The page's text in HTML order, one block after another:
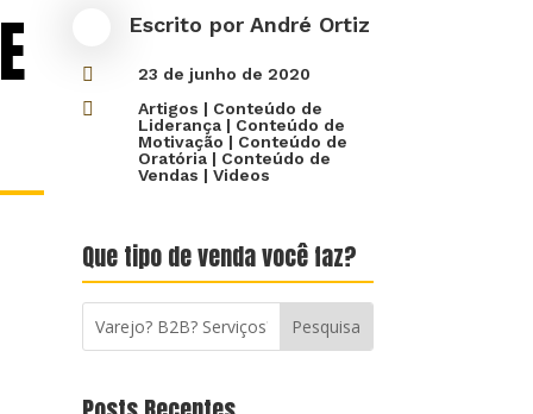
Escrito porAndré Ortiz
 23 de junho de 2020
 Artigos | Conteúdo de
Liderança | Conteúdo de
Motivação | Conteúdo de
Oratória | Conteúdo de
Vendas |Videos
Que tipo de venda você faz?